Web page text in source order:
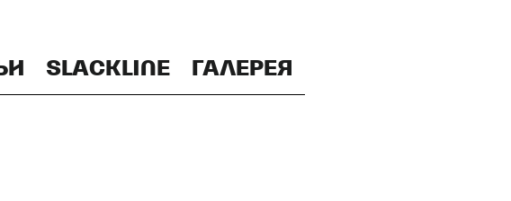
SLACKLINE ГАЛЕРЕЯ